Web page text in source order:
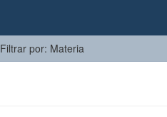
Filtrar por: Materia